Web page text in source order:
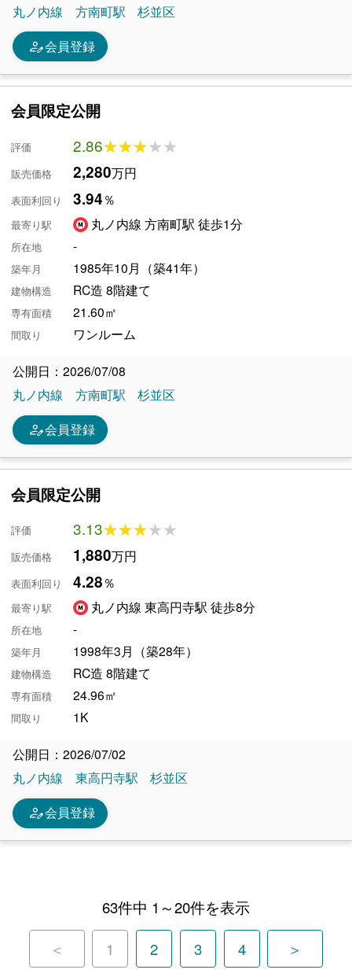
丸ノ内線 方南町駅 杉並区
person_edit会員登録
会員限定公開
評価 2.86★★★★★
★★★★★
販売価格 2,280万円
表面利回り 3.94％
最寄り駅 丸ノ内線 方南町駅 徒歩1分
所在地 -
築年月 1985年10月（築41年）
建物構造 RC造 8階建て
専有面積 21.60㎡
間取り ワンルーム
公開日：2026/07/08
丸ノ内線
方南町駅 杉並区
person_edit会員登録
会員限定公開
評価 3.13★★★★★
★★★★★
販売価格 1,880万円
表面利回り 4.28％
最寄り駅 丸ノ内線 東高円寺駅 徒歩8分
所在地 -
築年月 1998年3月（築28年）
建物構造 RC造 8階建て
専有面積 24.96㎡
間取り 1K
公開日：2026/07/02
丸ノ内線
東高円寺駅 杉並区
person_edit会員登録
63件中 1～20件を表示
＜ 1 2 3 4 ＞